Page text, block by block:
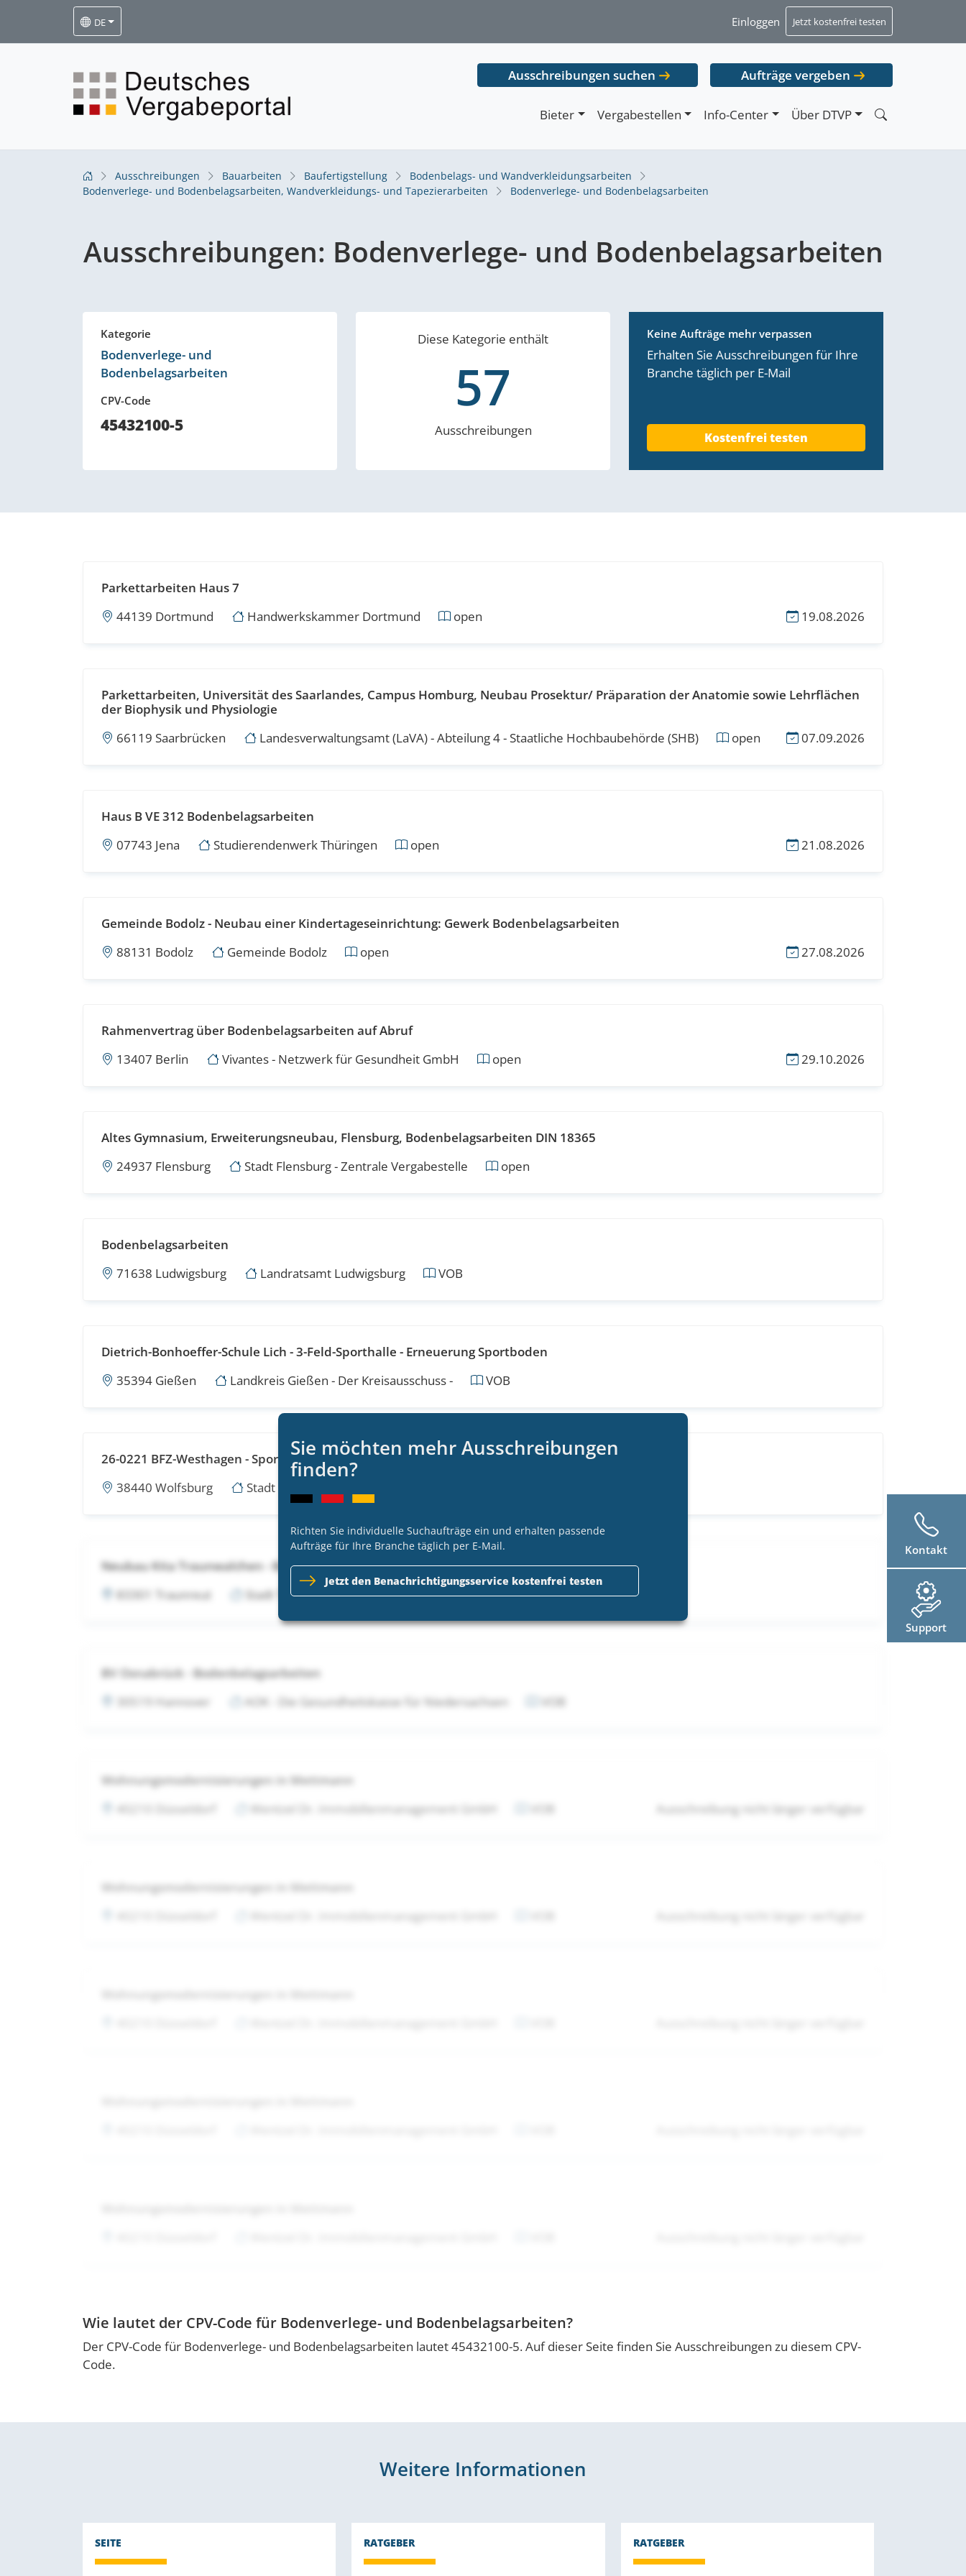
DE Einloggen Jetzt kostenfrei testen
Ausschreibungen suchen Aufträge vergeben
Bieter Vergabestellen Info-Center Über DTVP
Ausschreibungen Bauarbeiten Baufertigstellung
Bodenbelags- und Wandverkleidungsarbeiten
Bodenverlege- und Bodenbelagsarbeiten, Wandverkleidungs- und Tapezierarbeiten
Bodenverlege- und Bodenbelagsarbeiten
Ausschreibungen: Bodenverlege- und Bodenbelagsarbeiten
Kategorie
Bodenverlege- und
Bodenbelagsarbeiten
CPV-Code
45432100-5
Diese Kategorie enthält
57
Ausschreibungen
Keine Aufträge mehr verpassen
Erhalten Sie Ausschreibungen für Ihre
Branche täglich per E-Mail
Kostenfrei testen
Parkettarbeiten Haus 7
44139 Dortmund
Handwerkskammer Dortmund open 19.08.2026
Parkettarbeiten, Universität des Saarlandes, Campus Homburg, Neubau Prosektur/ Präparation der Anatomie sowie Lehrflächen
der Biophysik und Physiologie
66119 Saarbrücken
Landesverwaltungsamt (LaVA) - Abteilung 4 - Staatliche Hochbaubehörde (SHB) open 07.09.2026
Haus B VE 312 Bodenbelagsarbeiten
07743 Jena
Studierendenwerk Thüringen open 21.08.2026
Gemeinde Bodolz - Neubau einer Kindertageseinrichtung: Gewerk Bodenbelagsarbeiten
88131 Bodolz
Gemeinde Bodolz open 27.08.2026
Rahmenvertrag über Bodenbelagsarbeiten auf Abruf
13407 Berlin
Vivantes - Netzwerk für Gesundheit GmbH open 29.10.2026
Altes Gymnasium, Erweiterungsneubau, Flensburg, Bodenbelagsarbeiten DIN 18365
24937 Flensburg
Stadt Flensburg - Zentrale Vergabestelle open
Bodenbelagsarbeiten
71638 Ludwigsburg
Landratsamt Ludwigsburg VOB
Dietrich-Bonhoeffer-Schule Lich - 3-Feld-Sporthalle - Erneuerung Sportboden
35394 Gießen
Landkreis Gießen - Der Kreisausschuss - VOB
26-0221 BFZ-Westhagen - Sportboden NEU - 02_Einbau Sportboden NEU
38440 Wolfsburg
Stadt Wolfsburg
Neubau Kita Traunwalchen - Bodenbelagsarbeiten
83301 Traunreut
Stadt Traunreut VOB
BV Osnabrück - Bodenbelagsarbeiten
30519 Hannover
AOK - Die Gesundheitskasse für Niedersachsen VOB
Wohnungsmodernisierungen in Mettmann
40210 Düsseldorf
Wentzel Dr. Immobilienmanagement GmbH Ausschreibung nicht länger verfügbar
Wohnungsmodernisierungen in Mettmann
Wentzel Dr. Immobilienmanagement GmbH
Wohnungsmodernisierungen in Mettmann
Sie möchten mehr Ausschreibungen
finden?
Richten Sie individuelle Suchaufträge ein und erhalten passende
Aufträge für Ihre Branche täglich per E-Mail.
Jetzt den Benachrichtigungsservice kostenfrei testen
Wie lautet der CPV-Code für Bodenverlege- und Bodenbelagsarbeiten?
Der CPV-Code für Bodenverlege- und Bodenbelagsarbeiten lautet 45432100-5. Auf dieser Seite finden Sie Ausschreibungen zu diesem CPV-
Code.
Weitere Informationen
Kontakt
Support